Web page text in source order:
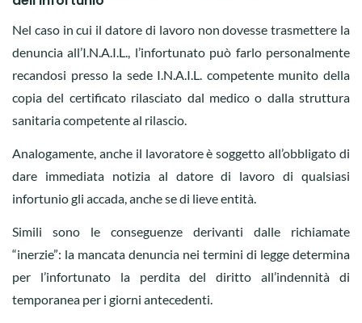
Nel caso in cui il datore di lavoro non dovesse trasmettere la
denuncia all’I.N.A.I.L., l’infortunato può farlo personalmente
recandosi presso la sede I.N.A.I.L. competente munito della
copia del certificato rilasciato dal medico o dalla struttura
sanitaria competente al rilascio.
Analogamente, anche il lavoratore è soggetto all’obbligato di
dare immediata notizia al datore di lavoro di qualsiasi
infortunio gli accada, anche se di lieve entità.
Simili sono le conseguenze derivanti dalle richiamate
“inerzie”: la mancata denuncia nei termini di legge determina
per l’infortunato la perdita del diritto all’indennità di
temporanea per i giorni antecedenti.